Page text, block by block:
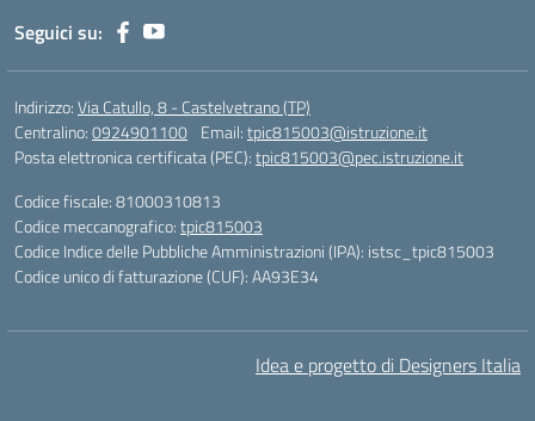
Seguici su:
Indirizzo:Via Catullo, 8 - Castelvetrano (TP)
Centralino:0924901100 Email:tpic815003@istruzione.it
Posta elettronica certificata (PEC):tpic815003@pec.istruzione.it
Codice fiscale: 81000310813
Codice meccanografico:tpic815003
Codice Indice delle Pubbliche Amministrazioni (IPA): istsc_tpic815003
Codice unico di fatturazione (CUF): AA93E34
Idea e progetto di Designers Italia